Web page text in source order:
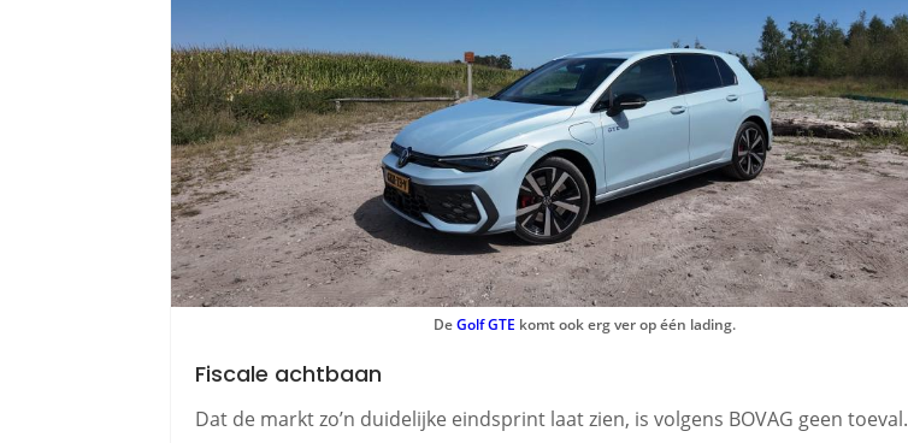
DeGolf GTE komt ook erg ver op één lading.
Fiscale achtbaan
Dat de markt zo’n duidelijke eindsprint laat zien, is volgens BOVAG geen toeval.